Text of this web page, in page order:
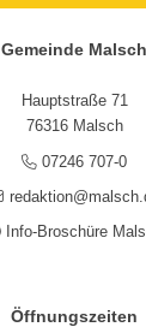
Gemeinde Malsch
Hauptstraße 71
76316 Malsch
07246 707-0
Info-Broschüre
Öffnungszeiten